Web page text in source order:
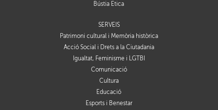
Bústia Ètica
SERVEIS
Patrimoni cultural i Memòria històrica
Acció Social i Drets a la Ciutadania
Igualtat, Feminisme i LGTBI
Comunicació
Cultura
Educació
Esports i Benestar